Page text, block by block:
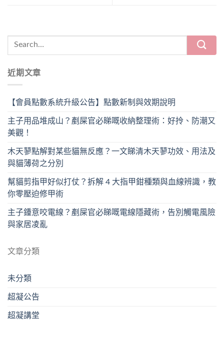
近期文章
【會員點數系統升級公告】點數新制與效期說明
主子用品堆成山？剷屎官必睇嘅收納整理術：好拎、防潮又
美觀！
木天蓼點解對某些貓無反應？一文睇清木天蓼功效、用法及
與貓薄荷之分別
幫貓剪指甲好似打仗？拆解 4 大指甲鉗種類與血線辨識，教
你零壓迫修甲術
主子鍾意咬電線？剷屎官必睇嘅電線隱藏術，告別觸電風險
與家居凌亂
文章分類
未分類
超凝公告
超凝講堂